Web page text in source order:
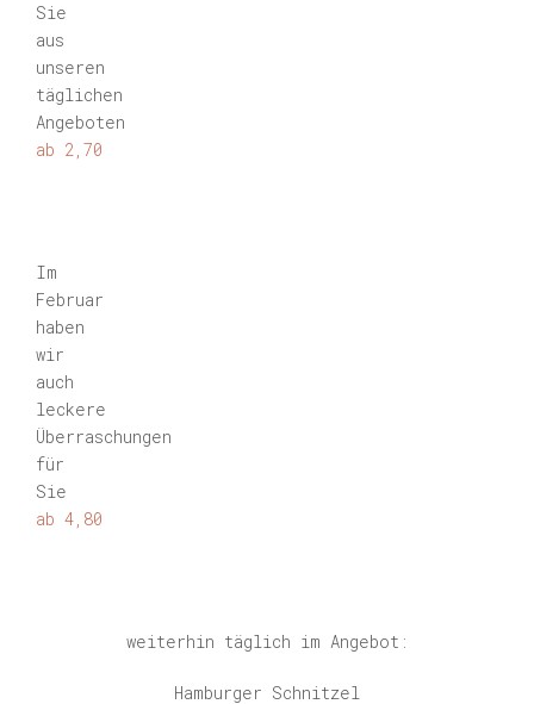
Sie
aus
unseren
täglichen
Angeboten
ab 2,70
Im
Februar
haben
wir
auch
leckere
Überraschungen
für
Sie
ab 4,80
weiterhin täglich im Angebot:
Hamburger Schnitzel